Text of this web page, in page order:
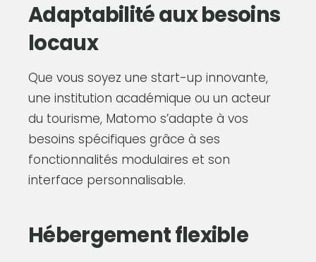
Adaptabilité aux besoins
locaux
Que vous soyez une start-up innovante,
une institution académique ou un acteur
du tourisme, Matomo s’adapte à vos
besoins spécifiques grâce à ses
fonctionnalités modulaires et son
interface personnalisable.
Hébergement flexible